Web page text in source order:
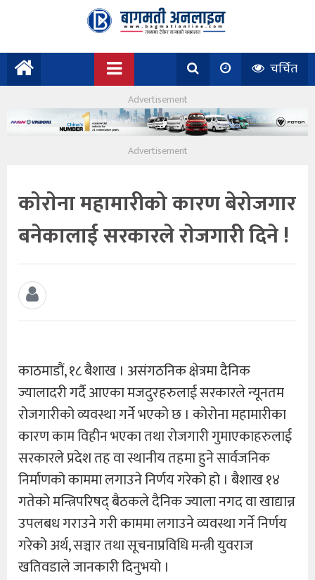
चर्चित
काेराेना महामारीको कारण बेरोजगार
बनेकालाई सरकारले राेजगारी दिने !
काठमाडौं, १८ बैशाख । असंगठनिक क्षेत्रमा दैनिक
ज्यालादरी गर्दै आएका मजदुरहरुलाई सरकारले न्यूनतम
रोजगारीको व्यवस्था गर्ने भएको छ । कोरोना महामारीका
कारण काम विहीन भएका तथा रोजगारी गुमाएकाहरुलाई
सरकारले प्रदेश तह वा स्थानीय तहमा हुने सार्वजनिक
निर्माणको काममा लगाउने निर्णय गरेको हो । बैशाख १४
गतेको मन्त्रिपरिषद् बैठकले दैनिक ज्याला नगद वा खाद्यान्न
उपलबध गराउने गरी काममा लगाउने व्यवस्था गर्ने निर्णय
गरेको अर्थ, सञ्चार तथा सूचनाप्रविधि मन्त्री युवराज
खतिवडाले जानकारी दिनुभयो ।